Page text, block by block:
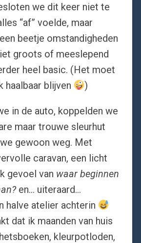
we dit keer niet te
“af” voelde, maar
beetje omstandigheden
groots of meeslepend
heel basic. (Het moet
haalbaar blijven
)
in de auto, koppelden we
maar trouwe sleurhut
gewoon weg. Met
caravan, een licht
gevoel van waar beginnen
en… uiteraard…
halve atelier achterin
dat ik maanden van huis
kleurpotloden,